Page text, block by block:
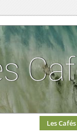
Les Cafés